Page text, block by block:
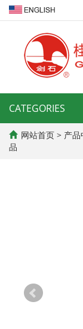
CATEGORIES
网站首页 > 产品
品